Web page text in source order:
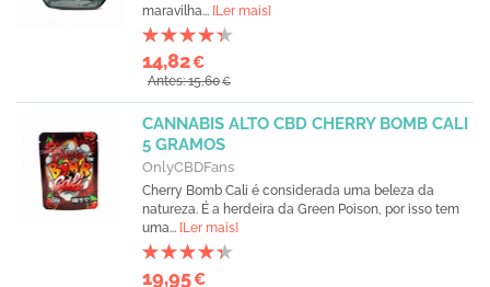
maravilha... [Ler mais]
14,82€
Antes: 15,60€
CANNABIS ALTO CBD CHERRY BOMB CALI
5 GRAMOS
OnlyCBDFans
Cherry Bomb Cali é considerada uma beleza da
natureza. É a herdeira da Green Poison, por isso tem
uma... [Ler mais]
19,95€